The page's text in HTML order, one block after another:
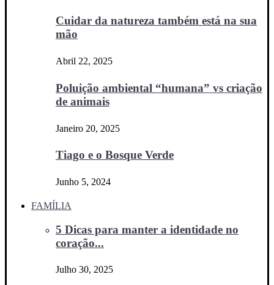
Cuidar da natureza também está na sua
mão
Abril 22, 2025
Poluição ambiental “humana” vs criação
de animais
Janeiro 20, 2025
Tiago e o Bosque Verde
Junho 5, 2024
FAMÍLIA
5 Dicas para manter a identidade no
coração...
Julho 30, 2025